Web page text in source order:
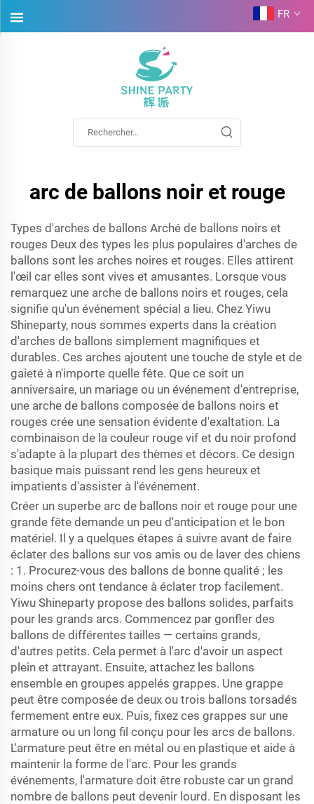
FR
arc de ballons noir et rouge
Types d'arches de ballons Arché de ballons noirs et
rouges Deux des types les plus populaires d'arches de
ballons sont les arches noires et rouges. Elles attirent
l'œil car elles sont vives et amusantes. Lorsque vous
remarquez une arche de ballons noirs et rouges, cela
signifie qu'un événement spécial a lieu. Chez Yiwu
Shineparty, nous sommes experts dans la création
d'arches de ballons simplement magnifiques et
durables. Ces arches ajoutent une touche de style et de
gaieté à n'importe quelle fête. Que ce soit un
anniversaire, un mariage ou un événement d'entreprise,
une arche de ballons composée de ballons noirs et
rouges crée une sensation évidente d'exaltation. La
combinaison de la couleur rouge vif et du noir profond
s'adapte à la plupart des thèmes et décors. Ce design
basique mais puissant rend les gens heureux et
impatients d'assister à l'événement.
Créer un superbe arc de ballons noir et rouge pour une
grande fête demande un peu d'anticipation et le bon
matériel. Il y a quelques étapes à suivre avant de faire
éclater des ballons sur vos amis ou de laver des chiens
: 1. Procurez-vous des ballons de bonne qualité ; les
moins chers ont tendance à éclater trop facilement.
Yiwu Shineparty propose des ballons solides, parfaits
pour les grands arcs. Commencez par gonfler des
ballons de différentes tailles — certains grands,
d'autres petits. Cela permet à l'arc d'avoir un aspect
plein et attrayant. Ensuite, attachez les ballons
ensemble en groupes appelés grappes. Une grappe
peut être composée de deux ou trois ballons torsadés
fermement entre eux. Puis, fixez ces grappes sur une
armature ou un long fil conçu pour les arcs de ballons.
L'armature peut être en métal ou en plastique et aide à
maintenir la forme de l'arc. Pour les grands
événements, l'armature doit être robuste car un grand
nombre de ballons peut devenir lourd. En disposant les